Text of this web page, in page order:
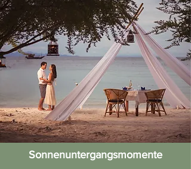
Sonnenuntergangsmomente